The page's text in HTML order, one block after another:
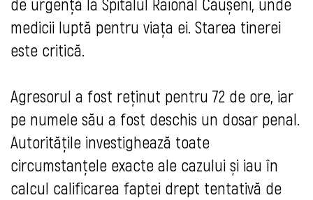
de urgență la Spitalul Raional Căușeni, unde
medicii luptă pentru viața ei. Starea tinerei
este critică.
Agresorul a fost reținut pentru 72 de ore, iar
pe numele său a fost deschis un dosar penal.
Autoritățile investighează toate
circumstanțele exacte ale cazului și iau în
calcul calificarea faptei drept tentativă de